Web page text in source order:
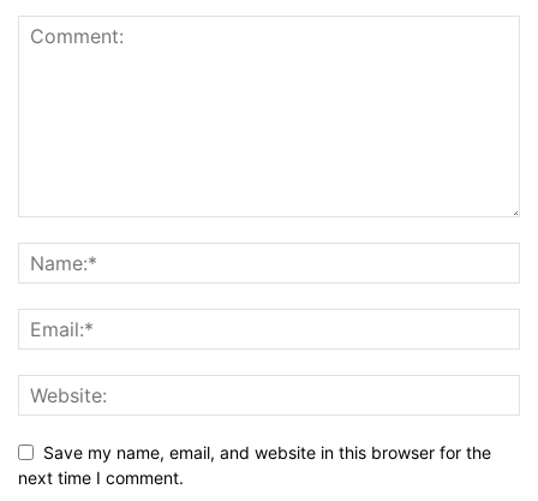
Save my name, email, and website in this browser for the
next time I comment.